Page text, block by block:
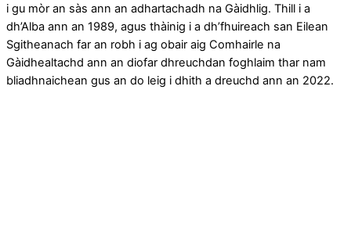
i gu mòr an sàs ann an adhartachadh na Gàidhlig. Thill i a
dh’Alba ann an 1989, agus thàinig i a dh’fhuireach san Eilean
Sgitheanach far an robh i ag obair aig Comhairle na
Gàidhealtachd ann an diofar dhreuchdan foghlaim thar nam
bliadhnaichean gus an do leig i dhith a dreuchd ann an 2022.